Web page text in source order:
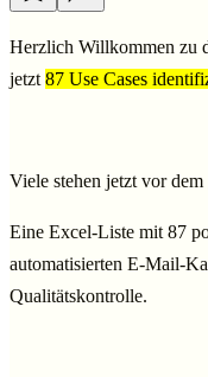
Herzlich Willkommen zu
jetzt 87 Use Cases
Viele stehen jetzt vor
Eine Excel-Liste mit 87
automatisierten E-Mail-
Qualitätskontrolle.